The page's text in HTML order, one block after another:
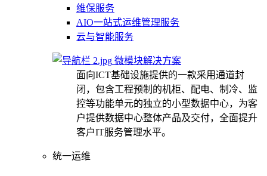
维保服务
AIO一站式运维管理服务
云与智能服务
微模块解决方案
面向ICT基础设施提供的一款采用通道封
闭，包含工程预制的机柜、配电、制冷、监
控等功能单元的独立的小型数据中心，为客
户提供数据中心整体产品及交付，全面提升
客户IT服务管理水平。
统一运维